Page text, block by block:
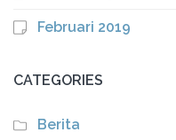
Februari 2019
CATEGORIES
Berita